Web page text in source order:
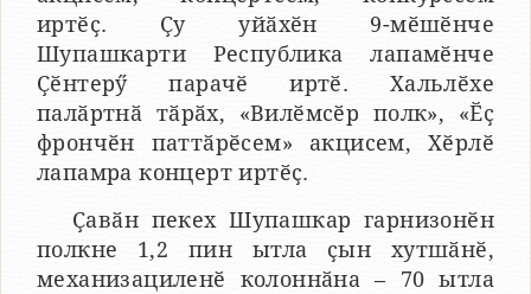
иртӗҫ. Ҫу уйӑхӗн 9-мӗшӗнче
Шупашкарти Республика лапамӗнче
Ҫӗнтерӳ парачӗ иртӗ. Хальлӗхе
палӑртнӑ тӑрӑх, «Вилӗмсӗр полк», «Ӗҫ
фрончӗн паттӑрӗсем» акцисем, Хӗрлӗ
лапамра концерт иртӗҫ.
Ҫавӑн пекех Шупашкар гарнизонӗн
полкне 1,2 пин ытла ҫын хутшӑнӗ,
механизациленӗ колоннӑна – 70 ытла